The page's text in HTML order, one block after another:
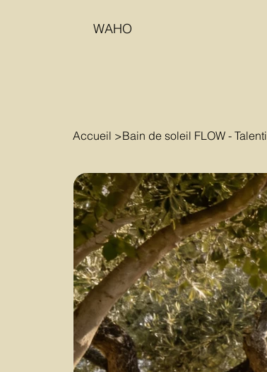
WAHO
Accueil >Bain de soleil FLOW - Talenti